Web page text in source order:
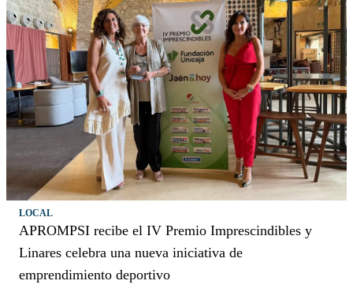
LOCAL
APROMPSI recibe el IV Premio Imprescindibles y
Linares celebra una nueva iniciativa de
emprendimiento deportivo